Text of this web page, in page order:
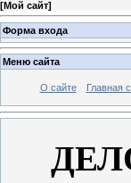
[Мой сайт]
Форма входа
Меню сайта
О сайте Главная